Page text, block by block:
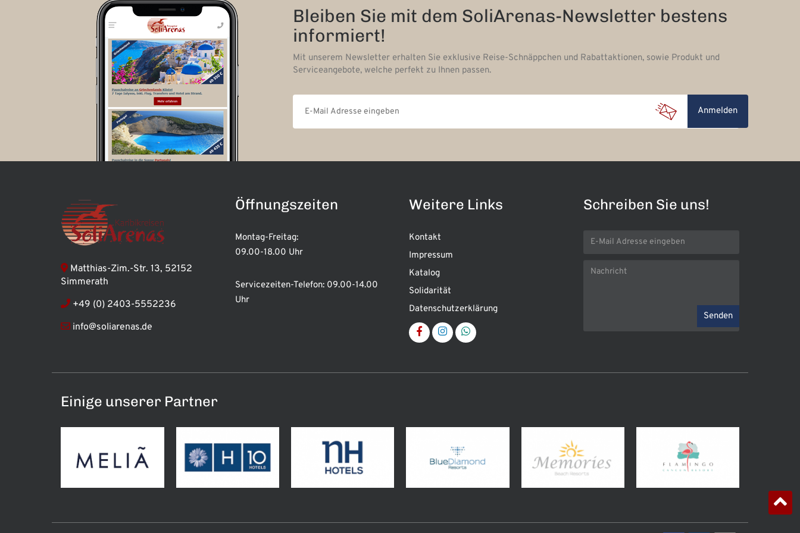
Bleiben Sie mit dem SoliArenas-Newsletter bestens
informiert!
Mit unserem Newsletter erhalten Sie exklusive Reise-Schnäppchen und Rabattaktionen, sowie Produkt und
Serviceangebote, welche perfekt zu Ihnen passen.
Anmelden
Matthias-Zim.-Str. 13, 52152
Simmerath
+49 (0) 2403-5552236
info@soliarenas.de
Öffnungszeiten
Montag-Freitag:
09.00-18.00 Uhr
Servicezeiten-Telefon: 09.00-14.00
Uhr
Weitere Links
Kontakt
Impressum
Katalog
Solidarität
Datenschutzerklärung
Schreiben Sie uns!
Senden
Einige unserer Partner